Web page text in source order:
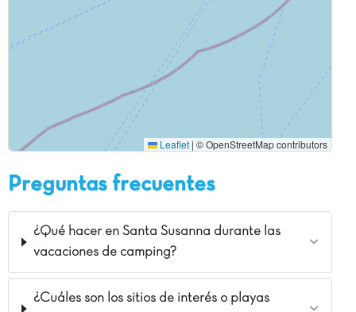
Leaflet | © OpenStreetMap contributors
Preguntas frecuentes
¿Qué hacer en Santa Susanna durante las
vacaciones de camping?
¿Cuáles son los sitios de interés o playas